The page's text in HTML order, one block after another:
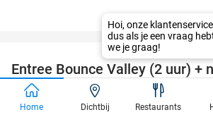
Entree Bounce Valley (2 uur) +
sokken + verkoelende Slush
Bounce Valley Eindhoven
Home Dichtbij Restaurants